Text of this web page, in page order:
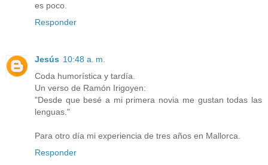
es poco.
Responder
Jesús 10:48 a. m.
Coda humorística y tardía.
Un verso de Ramón Irigoyen:
"Desde que besé a mi primera novia me gustan todas las
lenguas."
Para otro día mi experiencia de tres años en Mallorca.
Responder